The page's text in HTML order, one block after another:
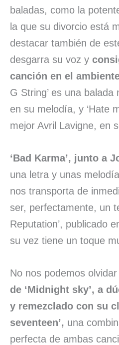
baladas, como la
la que su divorcio está
destacar también de
desgarra su voz y
canción en el
G String’ es una balada
en su melodía, y ‘Hate
mejor Avril Lavigne, en
‘Bad Karma’, junto a
una letra y unas
nos transporta de
ser, perfectamente, un
Reputation’, publicado
su vez tiene un toque
No nos podemos
de ‘Midnight sky’, a
y remezclado con su
seventeen’, una
perfecta de ambas